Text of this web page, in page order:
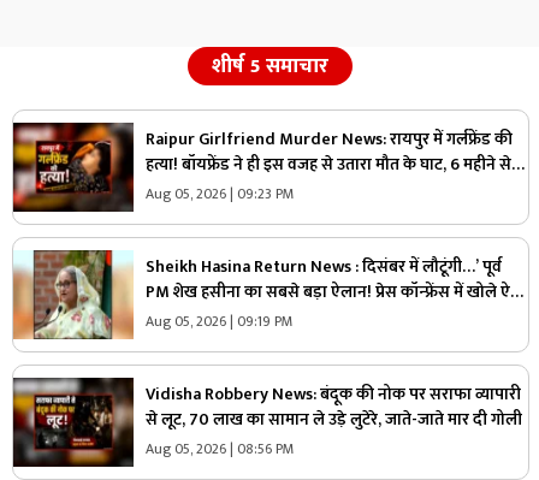
शीर्ष 5 समाचार
Raipur Girlfriend Murder News: रायपुर में गर्लफ्रेंड की
हत्या! बॉयफ्रेंड ने ही इस वजह से उतारा मौत के घाट, 6 महीने से
रह रहे थे लिव इन में
Aug 05, 2026 | 09:23 PM
Sheikh Hasina Return News : दिसंबर में लौटूंगी…’ पूर्व
PM शेख हसीना का सबसे बड़ा ऐलान! प्रेस कॉन्फ्रेंस में खोले ऐसे
राज, मच सकता है सियासी भूचाल
Aug 05, 2026 | 09:19 PM
Vidisha Robbery News: बंदूक की नोक पर सराफा व्यापारी
से लूट, 70 लाख का सामान ले उड़े लुटेरे, जाते-जाते मार दी गोली
Aug 05, 2026 | 08:56 PM